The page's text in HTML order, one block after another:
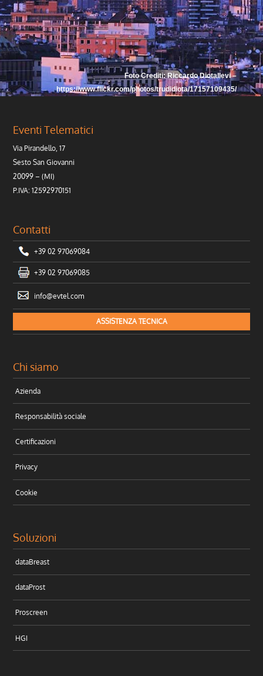
Foto Crediti: Riccardo Diotallevi –
https://www.flickr.com/photos/trudidiota/17157109435/
Eventi Telematici
Via Pirandello, 17
Sesto San Giovanni
20099 – (MI)
P.IVA: 12592970151
Contatti
+39 02 97069084
+39 02 97069085
info@evtel.com
ASSISTENZA TECNICA
Chi siamo
Azienda
Responsabilità sociale
Certificazioni
Privacy
Cookie
Soluzioni
dataBreast
dataProst
Proscreen
HGI